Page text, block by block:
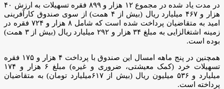
در مدت یاد شده در مجموع ۱۲ هزار و ۸۹۹ فقره تسهیلات به ارزش ۴۰
هزار و ۴۶۷ میلیارد ریال (بیش از ۴ همت) از سوی صندوق کارآفرینی
امید به متقاضیان پرداخت شده است که شامل ۸ هزار و ۷۲۴ فقره در
زمینه اشتغالزایی به مبلغ ۳۴ هزار و ۲۹۲ میلیارد ریال (بیش از ۳ همت)
بوده است.
همچنین در پنج ماهه امسال این صندوق با پرداخت ۴ هزار و ۱۷۵ فقره
تسهیلات خرد (کمک معیشتی، ضروری و غیره) مبلغ ۶ هزار و ۱۷۴
میلیارد و ۵۳۶ میلیون ریال (بیش از ۶۱۷میلیارد تومان) به متقاضیان
پرداخته است.